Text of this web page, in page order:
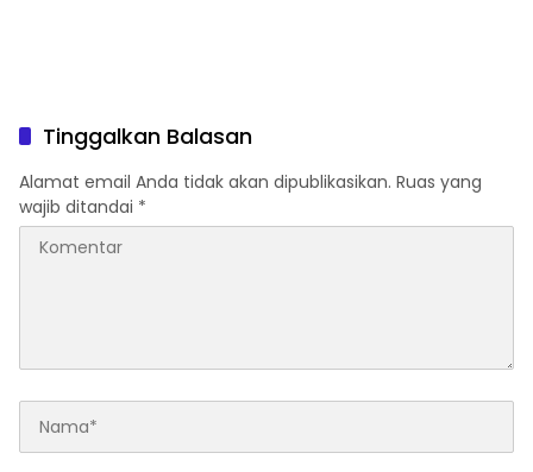
Tinggalkan Balasan
Alamat email Anda tidak akan dipublikasikan. Ruas yang
wajib ditandai *